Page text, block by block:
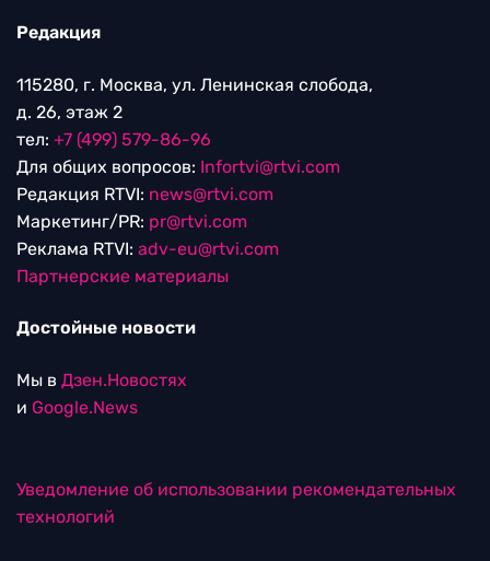
Редакция
115280, г. Москва, ул. Ленинская слобода,
д. 26, этаж 2
тел: +7 (499) 579-86-96
Для общих вопросов: Infortvi@rtvi.com
Редакция RTVI: news@rtvi.com
Маркетинг/PR: pr@rtvi.com
Реклама RTVI: adv-eu@rtvi.com
Партнерские материалы
Достойные новости
Мы в Дзен.Новостях
и Google.News
Уведомление об использовании рекомендательных
технологий